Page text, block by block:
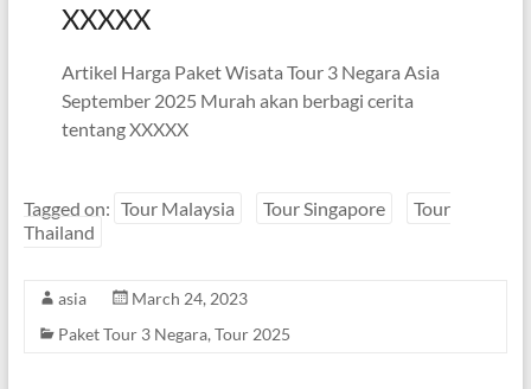
XXXXX
Artikel Harga Paket Wisata Tour 3 Negara Asia
September 2025 Murah akan berbagi cerita
tentang XXXXX
Tagged on: Tour Malaysia Tour Singapore
Tour
Thailand
asia
March 24, 2023
Paket Tour 3 Negara, Tour 2025